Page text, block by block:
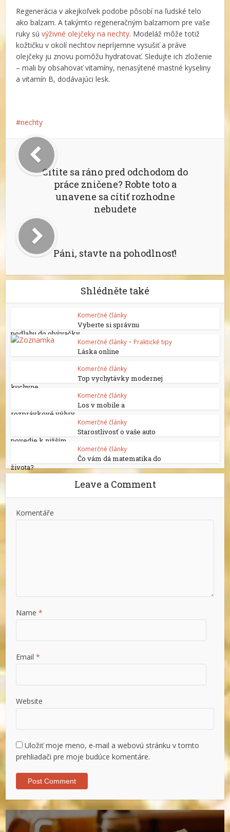
Regenerácia v akejkoľvek podobe pôsobí na ľudské telo
ako balzam. A takýmto regeneračným balzamom pre vaše
ruky súvýživné olejčeky na nechty. Modeláž môže totiž
kožtičku v okolí nechtov nepríjemne vysušiť a práve
olejčeky ju znovu pomôžu hydratovať. Sledujte ich zloženie
– mali by obsahovať vitamíny, nenasýtené mastné kyseliny
a vitamín B, dodávajúci lesk.
nechty
Cítite sa ráno pred odchodom do
práce zničene? Robte toto a
unavene sa cítiť rozhodne
nebudete
Páni, stavte na pohodlnosť!
Shlédněte také
Komerčné články
Vyberte si správnu
podlahu do obývačky
Komerčné články • Praktické tipy
Láska online
Komerčné články
Top vychytávky modernej
kuchyne
Komerčné články
Los v mobile a
rozprávkové výhry
Komerčné články
Starostlivosť o vaše auto
povedie k nižším...
Komerčné články
Čo vám dá matematika do
života?
Leave a Comment
Komentáře
Name *
Email *
Website
Uložiť moje meno, e-mail a webovú stránku v tomto
prehliadači pre moje budúce komentáre.